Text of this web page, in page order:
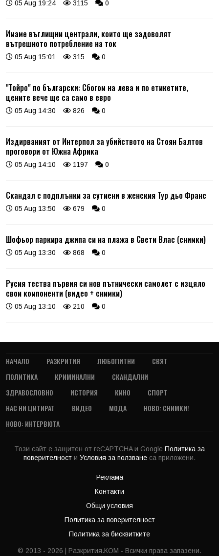
05 Aug 19:24 3115 0
Имаме въглищни централи, които ще задоволят
вътрешното потребление на ток
05 Aug 15:01 315 0
"Тойро" по български: Сбогом на лева и по етикетите,
цените вече ще са само в евро
05 Aug 14:30 826 0
Издирваният от Интерпол за убийството на Стоян Балтов
проговори от Южна Африка
05 Aug 14:10 1197 0
Скандал с подплънки за сутиени в женския Тур дьо Франс
05 Aug 13:50 679 0
Шофьор паркира джипа си на плажа в Свети Влас (снимки)
05 Aug 13:30 868 0
Русия тества първия си нов пътнически самолет с изцяло
свои компоненти (видео + снимки)
05 Aug 13:10 210 0
НАЧАЛО РАЗКРИТИЯ ЛЮБОПИТНИ
СВЯТ
ПОЛИТИКА
КРИМИНАЛНИ
СКАНДАЛНИ
ЗДРАВОСЛОВНО
ИСТОРИЯ КИНО
СПОРТ
НАС НИ ЦИТИРАТ
ВИДЕО МОДА
НОВО: СНИМКИ!
НОВО: ИНТЕРВЮТА
Този сайт е защитен от reCAPTCHA и Google Политика за
поверителност и Условия за ползване са приложени.
Реклама
Контакти
Общи условия
Политика за поверителност
Политика за бисквитките
© 2013 - 2026 | Разкрития.КОМ - Всички права запазени.